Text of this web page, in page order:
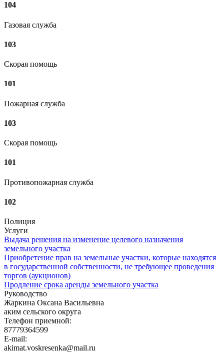
104
Газовая служба
103
Скорая помощь
101
Пожарная служба
103
Скорая помощь
101
Противопожарная служба
102
Полиция
Услуги
Выдача решения на изменение целевого назначения
земельного участка
Приобретение прав на земельные участки, которые находятся
в государственной собственности, не требующее проведения
торгов (аукционов)
Продление срока аренды земельного участка
Руководство
Жаркина Оксана Васильевна
аким сельского округа
Телефон приемной:
87779364599
E-mail:
akimat.voskresenka@mail.ru